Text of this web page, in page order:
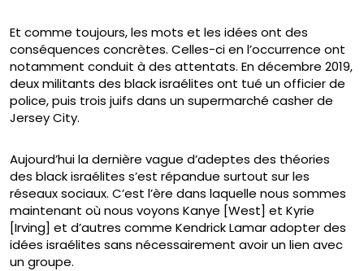
Et comme toujours, les mots et les idées ont des
conséquences concrètes. Celles-ci en l’occurrence ont
notamment conduit à des attentats. En décembre 2019,
deux militants des black israélites ont tué un officier de
police, puis trois juifs dans un supermarché casher de
Jersey City.
Aujourd’hui la dernière vague d’adeptes des théories
des black israélites s’est répandue surtout sur les
réseaux sociaux. C’est l’ère dans laquelle nous sommes
maintenant où nous voyons Kanye [West] et Kyrie
[Irving] et d’autres comme Kendrick Lamar adopter des
idées israélites sans nécessairement avoir un lien avec
un groupe.